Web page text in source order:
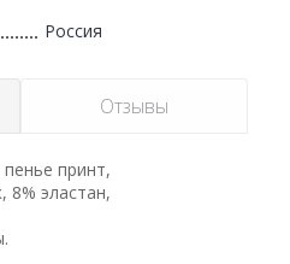
Россия
Отзывы
принт,
8% эластан,